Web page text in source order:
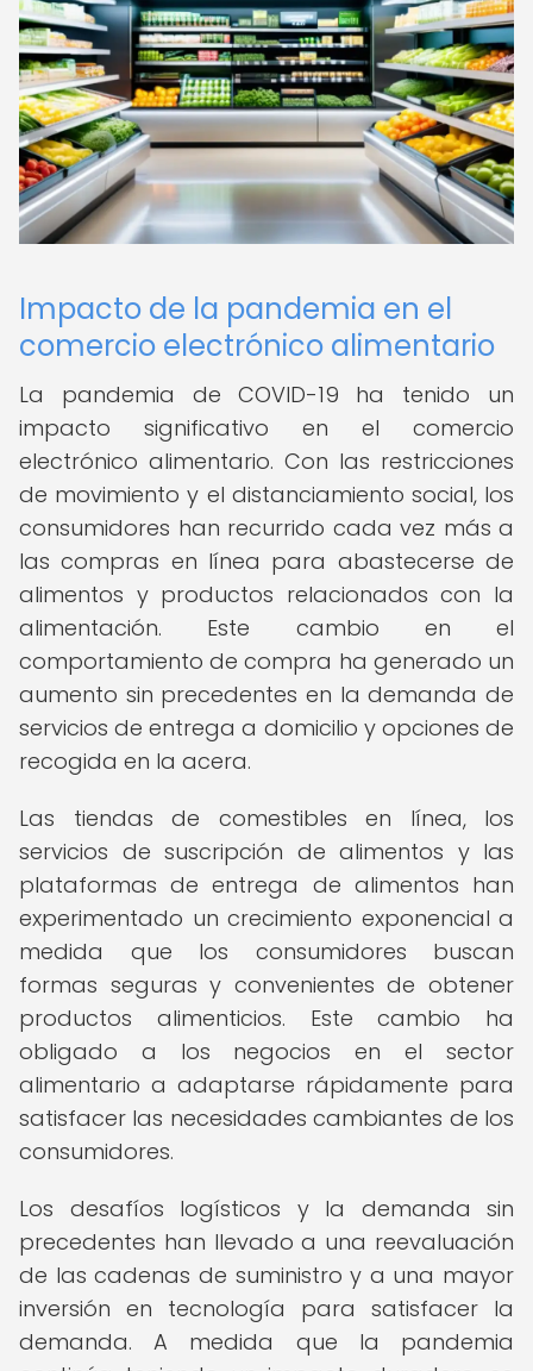
Impacto de la pandemia en el
comercio electrónico alimentario
La pandemia de COVID-19 ha tenido un
impacto significativo en el comercio
electrónico alimentario. Con las restricciones
de movimiento y el distanciamiento social, los
consumidores han recurrido cada vez más a
las compras en línea para abastecerse de
alimentos y productos relacionados con la
alimentación. Este cambio en el
comportamiento de compra ha generado un
aumento sin precedentes en la demanda de
servicios de entrega a domicilio y opciones de
recogida en la acera.
Las tiendas de comestibles en línea, los
servicios de suscripción de alimentos y las
plataformas de entrega de alimentos han
experimentado un crecimiento exponencial a
medida que los consumidores buscan
formas seguras y convenientes de obtener
productos alimenticios. Este cambio ha
obligado a los negocios en el sector
alimentario a adaptarse rápidamente para
satisfacer las necesidades cambiantes de los
consumidores.
Los desafíos logísticos y la demanda sin
precedentes han llevado a una reevaluación
de las cadenas de suministro y a una mayor
inversión en tecnología para satisfacer la
demanda. A medida que la pandemia